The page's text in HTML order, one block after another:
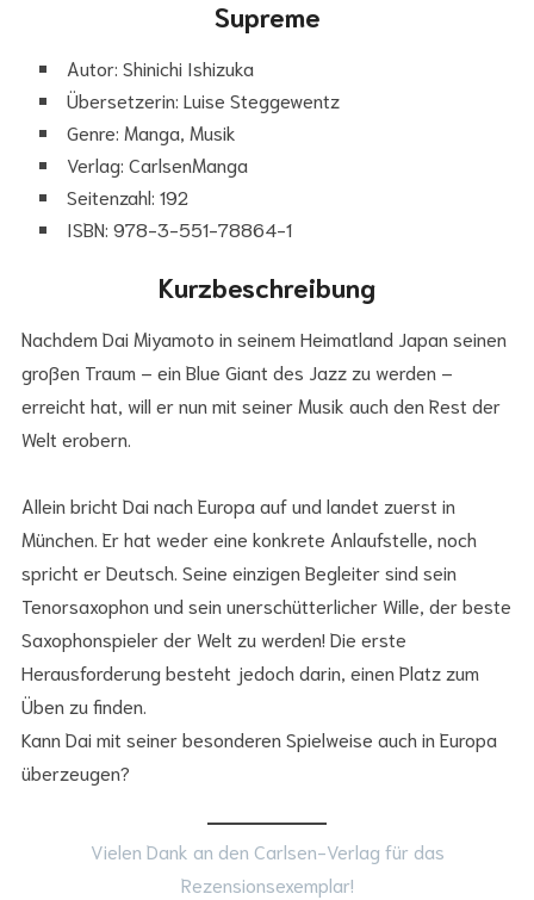
Supreme
Autor: Shinichi Ishizuka
Übersetzerin: Luise Steggewentz
Genre: Manga, Musik
Verlag: CarlsenManga
Seitenzahl: 192
ISBN: 978-3-551-78864-1
Kurzbeschreibung
Nachdem Dai Miyamoto in seinem Heimatland Japan seinen
großen Traum – ein Blue Giant des Jazz zu werden –
erreicht hat, will er nun mit seiner Musik auch den Rest der
Welt erobern.
Allein bricht Dai nach Europa auf und landet zuerst in
München. Er hat weder eine konkrete Anlaufstelle, noch
spricht er Deutsch. Seine einzigen Begleiter sind sein
Tenorsaxophon und sein unerschütterlicher Wille, der beste
Saxophonspieler der Welt zu werden! Die erste
Herausforderung besteht jedoch darin, einen Platz zum
Üben zu finden.
Kann Dai mit seiner besonderen Spielweise auch in Europa
überzeugen?
Vielen Dank an den Carlsen-Verlag für das
Rezensionsexemplar!